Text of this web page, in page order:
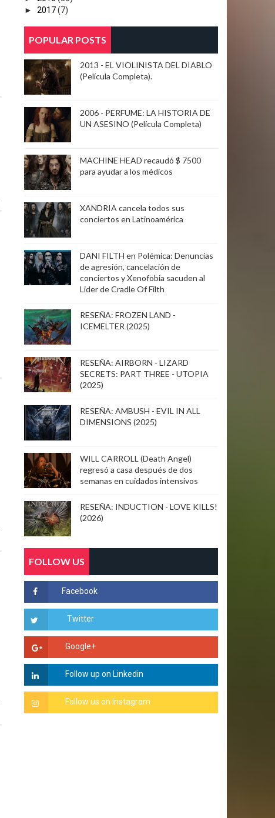
► 2017(7)
POPULAR POSTS
2013 - EL VIOLINISTA DEL DIABLO
(Película Completa).
2006 - PERFUME: LA HISTORIA DE
UN ASESINO (Película Completa)
MACHINE HEAD recaudó $ 7500
para ayudar a los médicos
XANDRIA cancela todos sus
conciertos en Latinoamérica
DANI FILTH en Polémica: Denuncias
de agresión, cancelación de
conciertos y Xenofobia sacuden al
Lider de Cradle Of Filth
RESEÑA: FROZEN LAND -
ICEMELTER (2025)
RESEÑA: AIRBORN - LIZARD
SECRETS: PART THREE - UTOPIA
(2025)
RESEÑA: AMBUSH - EVIL IN ALL
DIMENSIONS (2025)
WILL CARROLL (Death Angel)
regresó a casa después de dos
semanas en cuidados intensivos
RESEÑA: INDUCTION - LOVE KILLS!
(2026)
FOLLOW US